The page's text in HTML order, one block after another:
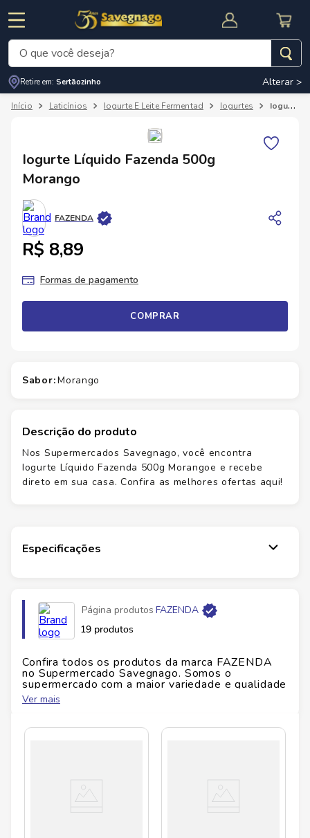
CUPOM DE DESCONTO
O que você deseja?
Retire em: Sertãozinho Alterar >
Laticínios Iogurte E Leite Fermentad Iogurtes Iogurte Líquido Fazenda 500g Morango
Iogurte Líquido Fazenda 500g
Morango
FAZENDA
R$ 8,89
Formas de pagamento
COMPRAR
sabor: morango
Descrição do produto
Nos Supermercados Savegnago, você encontra
Iogurte Líquido Fazenda 500g Morangoe e recebe
direto em sua casa. Confira as melhores ofertas aqui!
Especificações
EAN
Id do produto 24800
Altura
Largura 7cm
Página produtos FAZENDA
19 produtos
Confira todos os produtos da marca FAZENDA
no Supermercado Savegnago. Somos o
supermercado com a maior variedade e qualidade
do Brasil!
de produtos FAZENDA, confira abaixo:
Ver mais
Termos mais buscados
3º
cerveja
carne
5º arroz